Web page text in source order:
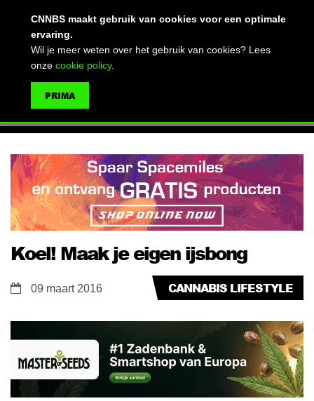
Koel! Maak je eigen ijsbong
CANNABIS LIFESTYLE
09 maart 2016
CNNBS maakt gebruik van cookies voor een optimale
ervaring.
Wil je meer weten over het gebruik van cookies? Lees
onze cookie policy.
PRIMA